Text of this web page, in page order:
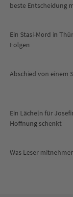
beste Entscheidung
Ein Stasi-Mord in
Folgen
Abschied von einem
Ein Lächeln für
Hoffnung schenkt
Was Leser